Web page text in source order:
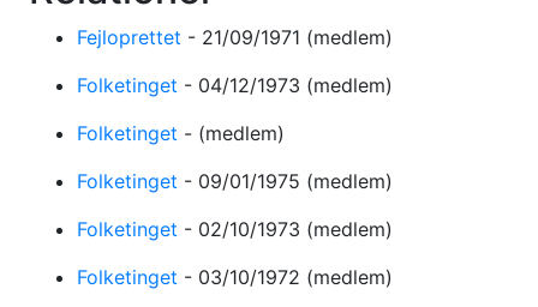
Fejloprettet - 21/09/1971 (medlem)
Folketinget - 04/12/1973 (medlem)
Folketinget - (medlem)
Folketinget - 09/01/1975 (medlem)
Folketinget - 02/10/1973 (medlem)
Folketinget - 03/10/1972 (medlem)